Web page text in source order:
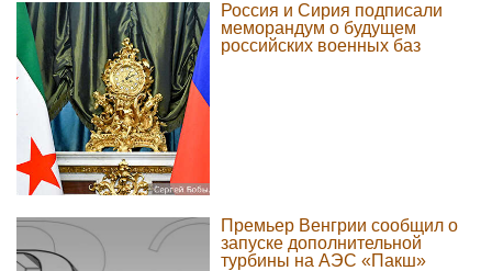
Россия и Сирия подписали
меморандум о будущем
российских военных баз
Премьер Венгрии сообщил о
запуске дополнительной
турбины на АЭС «Пакш»